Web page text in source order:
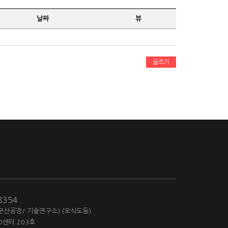
날짜 뷰
글쓰기
공장/ 기술연구소) (오식도동)
센터 203호